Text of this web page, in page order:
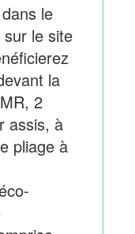
le
le site
la
2
assis, à
pliage à